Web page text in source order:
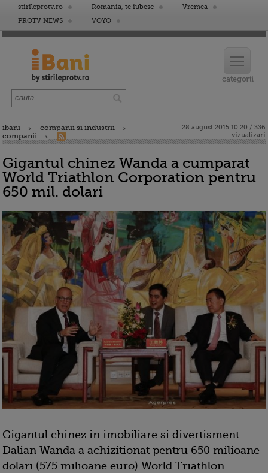
stirileprotv.ro Romania, te iubesc
Vremea
PROTV NEWS
VOYO
ibani
companii si industrii
companii
28 august 2015 10:20 / 336
vizualizari
Gigantul chinez Wanda a cumparat
World Triathlon Corporation pentru
650 mil. dolari
Gigantul chinez in imobiliare si divertisment
Dalian Wanda a achizitionat pentru 650 milioane
dolari (575 milioane euro) World Triathlon